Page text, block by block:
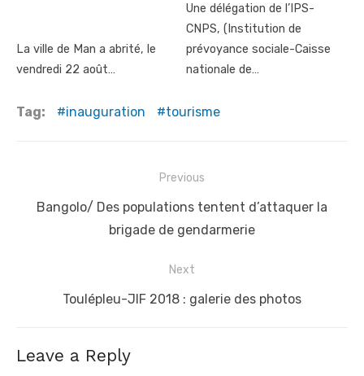
La ville de Man a abrité, le
vendredi 22 août…
Une délégation de l’IPS-
CNPS, (Institution de
prévoyance sociale-Caisse
nationale de…
Tag: inauguration tourisme
navigation
Previous
Previous
Bangolo/ Des populations tentent d’attaquer la
brigade de gendarmerie
Next
Next
Toulépleu-JIF 2018 : galerie des photos
Leave a Reply